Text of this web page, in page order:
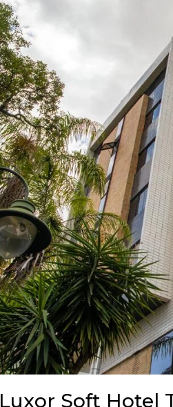
Luxor Soft Hotel